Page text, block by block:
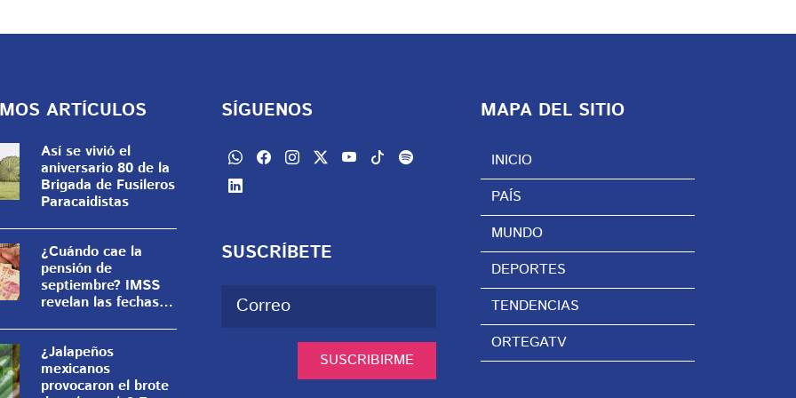
ARTÍCULOS
Así se vivió el
aniversario 80 de la
Brigada de Fusileros
Paracaidistas
¿Cuándo cae la
pensión de
septiembre? IMSS
revelan las fechas
¿Jalapeños
mexicanos
provocaron el brote
SÍGUENOS
SUSCRÍBETE
SUSCRIBIRME
MAPA DEL SITIO
INICIO
PAÍS
MUNDO
DEPORTES
TENDENCIAS
ORTEGATV